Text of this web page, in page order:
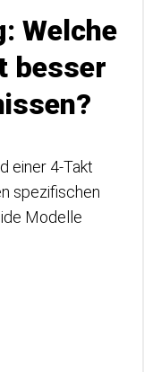
Welche
besser
einer 4-Takt
spezifischen
Modelle